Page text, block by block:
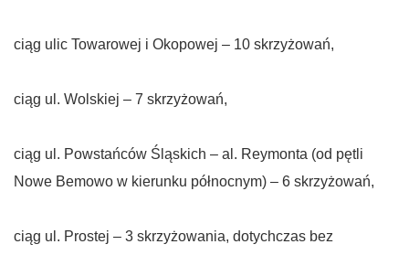
ciąg ulic Towarowej i Okopowej – 10 skrzyżowań,
ciąg ul. Wolskiej – 7 skrzyżowań,
ciąg ul. Powstańców Śląskich – al. Reymonta (od pętli
Nowe Bemowo w kierunku północnym) – 6 skrzyżowań,
ciąg ul. Prostej – 3 skrzyżowania, dotychczas bez